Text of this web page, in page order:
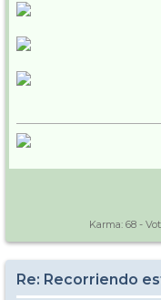
Karma: 68 -
Re: Recorriendo